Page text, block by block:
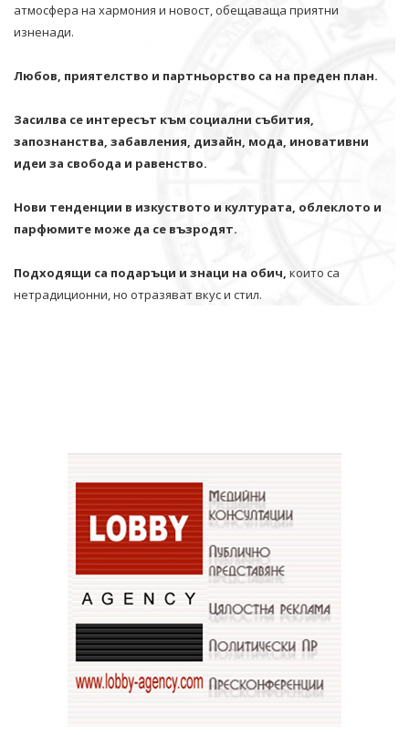
атмосфера на хармония и новост, обещаваща приятни
изненади.
Любов, приятелство и партньорство са на преден план.
Засилва се интересът към социални събития,
запознанства, забавления, дизайн, мода, иновативни
идеи за свобода и равенство.
Нови тенденции в изкуството и културата, облеклото и
парфюмите може да се възродят.
Подходящи са подаръци и знаци на обич, които са
нетрадиционни, но отразяват вкус и стил.